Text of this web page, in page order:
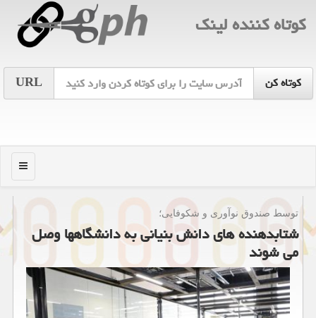
كوتاه كننده لینك
URL
منو
توسط صندوق نوآوری و شكوفایی؛
شتابدهنده های دانش بنیانی به دانشگاهها وصل
می شوند